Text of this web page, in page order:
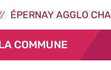
-
ÉPERNAY AGGLO
COMMUNE